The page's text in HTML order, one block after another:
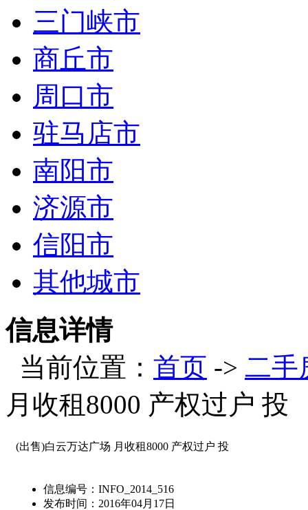
三门峡市
商丘市
周口市
驻马店市
南阳市
济源市
信阳市
其他城市
信息详情
当前位置： 首页 -> 二手
月收租8000 产权过户 投
(出售)白云万达广场 月收租8000 产权过户 投
信息编号： INFO_2014_516
发布时间： 2016年04月17日